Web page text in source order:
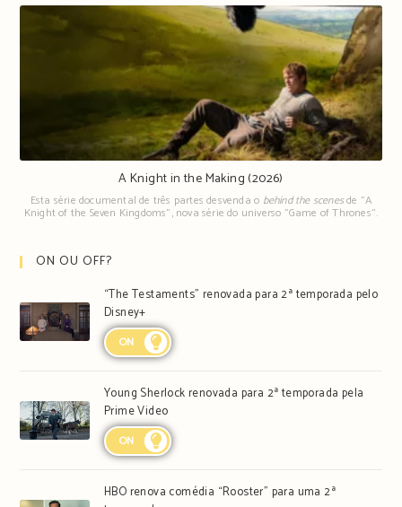
A Knight in the Making (2026)
Esta série documental de três partes desvenda o behind the scenesde "A
Knight of the Seven Kingdoms", nova série do universo "Game of Thrones".
ON OU OFF?
“The Testaments” renovada para 2ª temporada pelo
Disney+
ON
Young Sherlock renovada para 2ª temporada pela
Prime Video
ON
HBO renova comédia “Rooster” para uma 2ª